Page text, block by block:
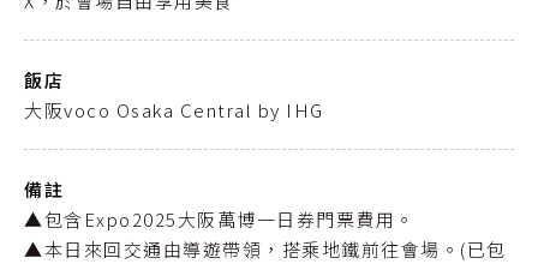
飯店
大阪voco Osaka Central by IHG
備註
▲包含Expo2025大阪萬博一日券門票費用。
▲本日來回交通由導遊帶領，搭乘地鐵前往會場。(已包